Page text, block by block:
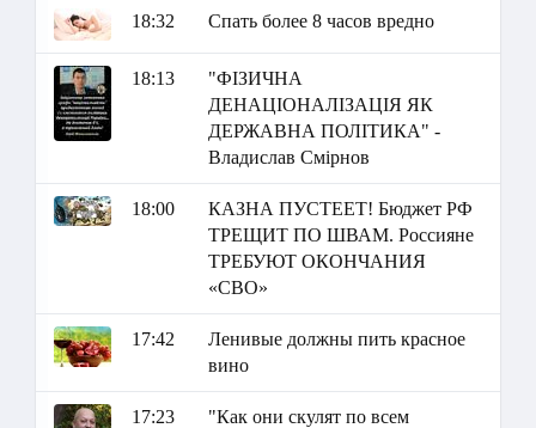
18:32 Спать более 8 часов вредно
18:13
"ФІЗИЧНА
ДЕНАЦІОНАЛІЗАЦІЯ ЯК
ДЕРЖАВНА ПОЛІТИКА" -
Владислав Смірнов
18:00
КАЗНА ПУСТЕЕТ! Бюджет РФ
ТРЕЩИТ ПО ШВАМ. Россияне
ТРЕБУЮТ ОКОНЧАНИЯ
«СВО»
17:42
Ленивые должны пить красное
вино
17:23
"Как они скулят по всем